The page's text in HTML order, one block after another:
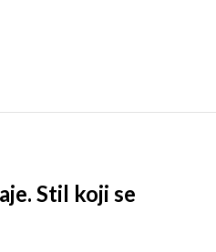
Stil koji se